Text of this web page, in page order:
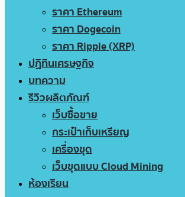
ราคา Ethereum
ราคา Dogecoin
ราคา Ripple (XRP)
ปฏิทินเศรษฐกิจ
บทความ
รีวิวผลิตภัณฑ์
เว็บซื้อขาย
กระเป๋าเก็บเหรียญ
เครื่องขุด
เว็บขุดแบบ Cloud Mining
ห้องเรียน